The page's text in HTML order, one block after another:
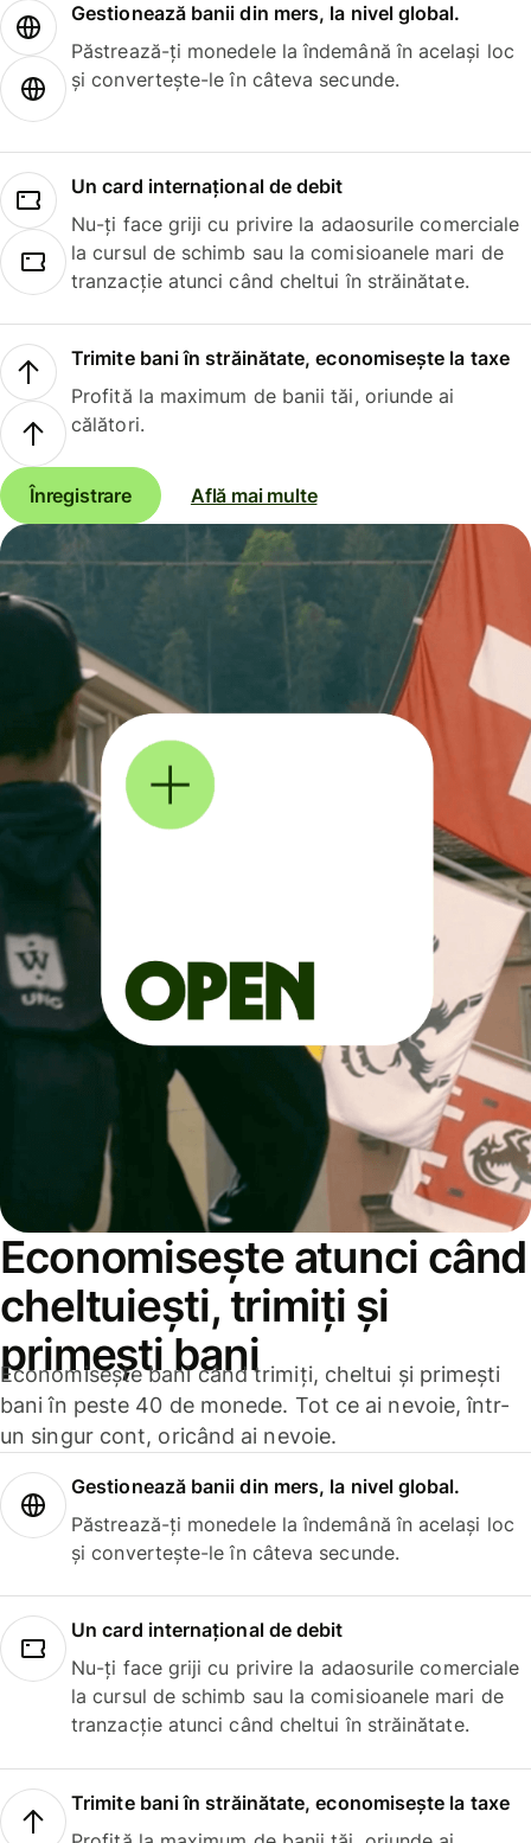
Gestionează banii din mers, la nivel global.
Păstrează-ți monedele la îndemână în același loc
și convertește-le în câteva secunde.
Un card internațional de debit
Nu-ți face griji cu privire la adaosurile comerciale
la cursul de schimb sau la comisioanele mari de
tranzacție atunci când cheltui în străinătate.
Trimite bani în străinătate, economisește la taxe
Profită la maximum de banii tăi, oriunde ai
călători.
Înregistrare Află mai multe
Economisește atunci când
cheltuiești, trimiți și
primești bani
Economisește bani când trimiți, cheltui și primești
bani în peste 40 de monede. Tot ce ai nevoie, într-
un singur cont, oricând ai nevoie.
Gestionează banii din mers, la nivel global.
Păstrează-ți monedele la îndemână în același loc
și convertește-le în câteva secunde.
Un card internațional de debit
Nu-ți face griji cu privire la adaosurile comerciale
la cursul de schimb sau la comisioanele mari de
tranzacție atunci când cheltui în străinătate.
Trimite bani în străinătate, economisește la taxe